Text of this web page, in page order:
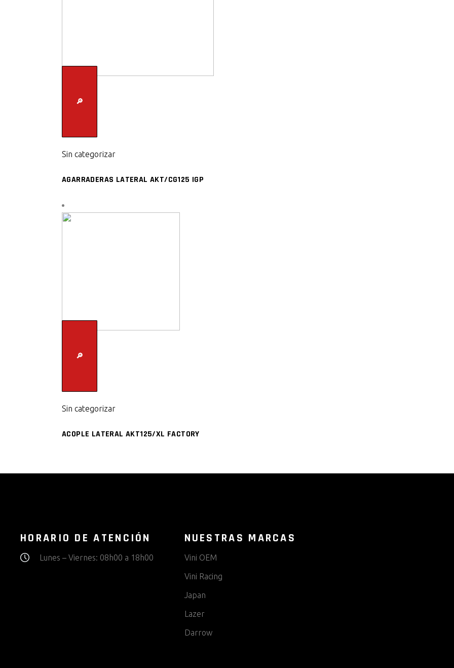
🔎
Sin categorizar
AGARRADERAS LATERAL AKT/CG125 IGP
🔎
Sin categorizar
ACOPLE LATERAL AKT125/XL FACTORY
HORARIO DE ATENCIÓN
Lunes – Viernes: 08h00 a 18h00
NUESTRAS MARCAS
Vini OEM
Vini Racing
Japan
Lazer
Darrow